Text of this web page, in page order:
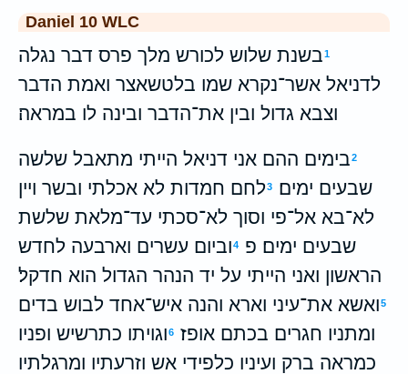
Daniel 10 WLC
1בשנת שלוש לכורש מלך פרס דבר נגלה
לדניאל אשר־נקרא שמו בלטשאצר ואמת הדבר
וצבא גדול ובין את־הדבר ובינה לו במראה׃
2 בימים ההם אני דניאל הייתי מתאבל שלשה
שבעים ימים׃
3לחם חמדות לא אכלתי ובשר ויין
לא־בא אל־פי וסוך לא־סכתי עד־מלאת שלשת
שבעים ימים׃ פ
4וביום עשרים וארבעה לחדש
הראשון ואני הייתי על יד הנהר הגדול הוא חדקל׃
5ואשא את־עיני וארא והנה איש־אחד לבוש בדים
ומתניו חגרים בכתם אופז׃ 6וגויתו כתרשיש ופניו
כמראה ברק ועיניו כלפידי אש וזרעתיו ומרגלתיו